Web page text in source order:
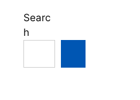
Searc
h